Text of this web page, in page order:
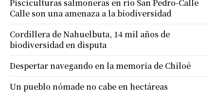
Pisciculturas salmoneras en río San Pedro-Calle
Calle son una amenaza a la biodiversidad
Cordillera de Nahuelbuta, 14 mil años de
biodiversidad en disputa
Despertar navegando en la memoria de Chiloé
Un pueblo nómade no cabe en hectáreas